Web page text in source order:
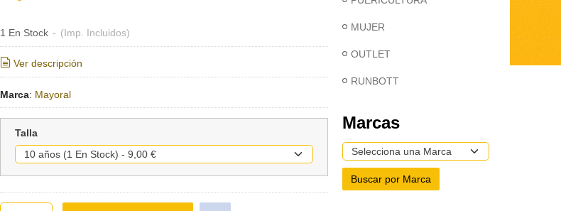
1 En Stock - (Imp. Incluidos)
Ver descripción
Marca: Mayoral
Talla
MUJER
OUTLET
RUNBOTT
Marcas